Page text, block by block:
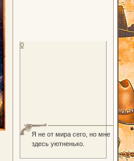
Я не от мира сего, но мне
здесь уютненько.
0